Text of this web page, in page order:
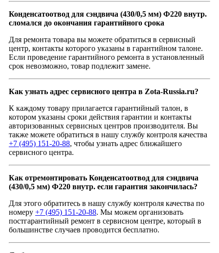
Конденсатоотвод для сэндвича (430/0,5 мм) Ф220 внутр.
сломался до окончания гарантийного срока
Для ремонта товара вы можете обратиться в сервисный
центр, контакты которого указаны в гарантийном талоне.
Если проведение гарантийного ремонта в установленный
срок невозможно, товар подлежит замене.
Как узнать адрес сервисного центра в Zota-Russia.ru?
К каждому товару прилагается гарантийный талон, в
котором указаны сроки действия гарантии и контакты
авторизованных сервисных центров производителя. Вы
также можете обратиться в нашу службу контроля качества
+7 (495) 151-20-88, чтобы узнать адрес ближайшего
сервисного центра.
Как отремонтировать Конденсатоотвод для сэндвича
(430/0,5 мм) Ф220 внутр. если гарантия закончилась?
Для этого обратитесь в нашу службу контроля качества по
номеру +7 (495) 151-20-88. Мы можем организовать
постгарантийный ремонт в сервисном центре, который в
большинстве случаев проводится бесплатно.